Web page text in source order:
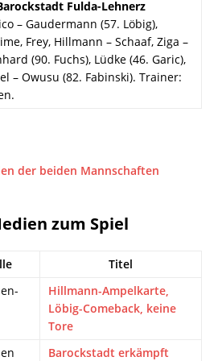
Fulda-Lehnerz
– Gaudermann (57. Löbig),
Frey, Hillmann – Schaaf, Ziga –
(90. Fuchs), Lüdke (46. Garic),
– Owusu (82. Fabinski). Trainer:
der beiden Mannschaften
zum Spiel
Titel
Hillmann-Ampelkarte,
Löbig-Comeback, keine
Tore
Barockstadt erkämpft